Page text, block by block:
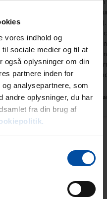
vores indhold og
sociale medier og til at
også oplysninger om din
partnere inden for
analysepartnere, som
andre oplysninger, du har
fra din brug af
hatten
auch
dann fehlte
herrliche
der